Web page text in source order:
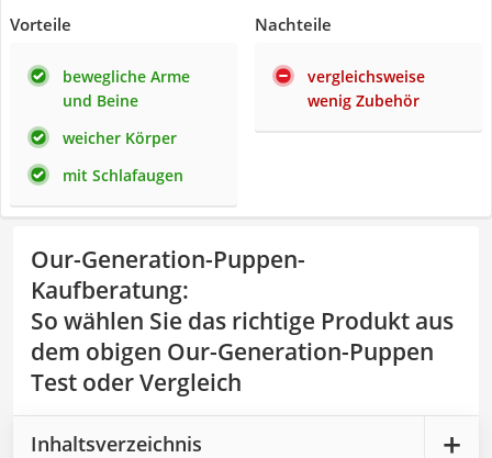
Vorteile
bewegliche Arme
und Beine
weicher Körper
mit Schlafaugen
Nachteile
vergleichsweise
wenig Zubehör
Our-Generation-Puppen-
Kaufberatung:
So wählen Sie das richtige Produkt aus
dem obigen Our-Generation-Puppen
Test oder Vergleich
Inhaltsverzeichnis